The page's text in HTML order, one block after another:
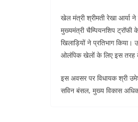
खेल मंत्री श्रीमती रेखा आर्या
मुख्यमंत्री चैम्पियनशिप
खिलाड़ियों ने प्रतिभाग
ओलंपिक खेलों के लिए इस तरह
इस अवसर पर विधायक श्री
सविन बंसल, मुख्य विकास